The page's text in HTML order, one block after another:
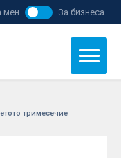
мен За бизнеса
тримесечие